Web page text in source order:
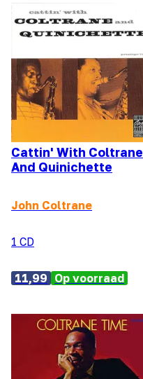
Cattin' With Coltrane
And Quinichette
John Coltrane
1 CD
11,99 Op voorraad